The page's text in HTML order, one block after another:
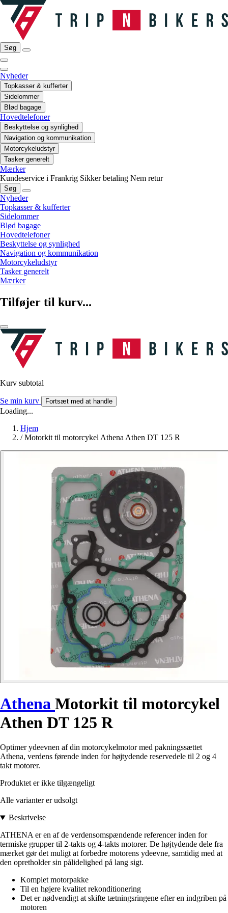
Søg
Nyheder
Topkasser & kufferter
Sidelommer
Blød bagage
Hovedtelefoner
Beskyttelse og synlighed
Navigation og kommunikation
Motorcykeludstyr
Tasker generelt
Mærker
Kundeservice i Frankrig Sikker betaling Nem retur
Søg
Nyheder
Topkasser & kufferter
Sidelommer
Blød bagage
Hovedtelefoner
Beskyttelse og synlighed
Navigation og kommunikation
Motorcykeludstyr
Tasker generelt
Mærker
Tilføjer til kurv...
Kurv subtotal
Se min kurv Fortsæt med at handle
Loading...
Hjem
/ Motorkit til motorcykel Athena Athen DT 125 R
Athena Motorkit til motorcykel
Athen DT 125 R
Optimer ydeevnen af din motorcykelmotor med pakningssættet
Athena, verdens førende inden for højtydende reservedele til 2 og 4
takt motorer.
Produktet er ikke tilgængeligt
Alle varianter er udsolgt
Beskrivelse
ATHENA er en af de verdensomspændende referencer inden for
termiske grupper til 2-takts og 4-takts motorer. De højtydende dele fra
mærket gør det muligt at forbedre motorens ydeevne, samtidig med at
den opretholder sin pålidelighed på lang sigt.
Komplet motorpakke
Til en højere kvalitet rekonditionering
Det er nødvendigt at skifte tætningsringene efter en indgriben på
motoren